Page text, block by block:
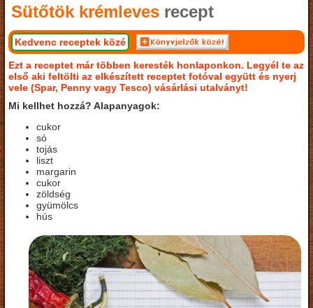
Sütőtök krémleves recept
Kedvenc receptek közé
Ezt a receptet már többen keresték honlaponkon. Legyél te az
első aki feltölti az elkészített receptet fotóval együtt és nyerj
vele (Spar, Penny vagy Tesco) vásárlási utalványt!
Mi kellhet hozzá? Alapanyagok:
cukor
só
tojás
liszt
margarin
cukor
zöldség
gyümölcs
hús